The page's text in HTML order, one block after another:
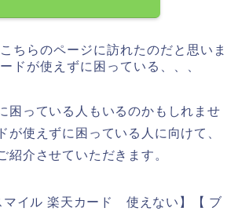
ちらのページに訪れたのだと思いま
ドが使えずに困っている、、、
困っている人もいるのかもしれませ
使えずに困っている人に向けて、
介させていただきます。
マイル 楽天カード 使えない】【 ブ